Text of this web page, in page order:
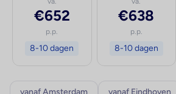
€652
p.p.
8-10 dagen
€638
p.p.
8-10 dagen